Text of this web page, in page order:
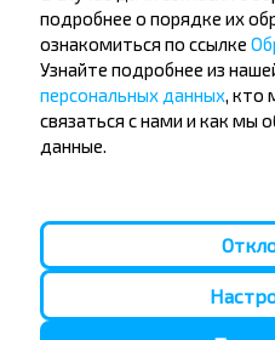
Как приобрести
Городея,
ОБЛ.-Лида?
Существуют ли
поездки по
Несвижский р-н
подробнее о порядке их
ознакомиться по ссылке
Узнайте подробнее из
персональных данных, кто
связаться с нами и как мы
данные.